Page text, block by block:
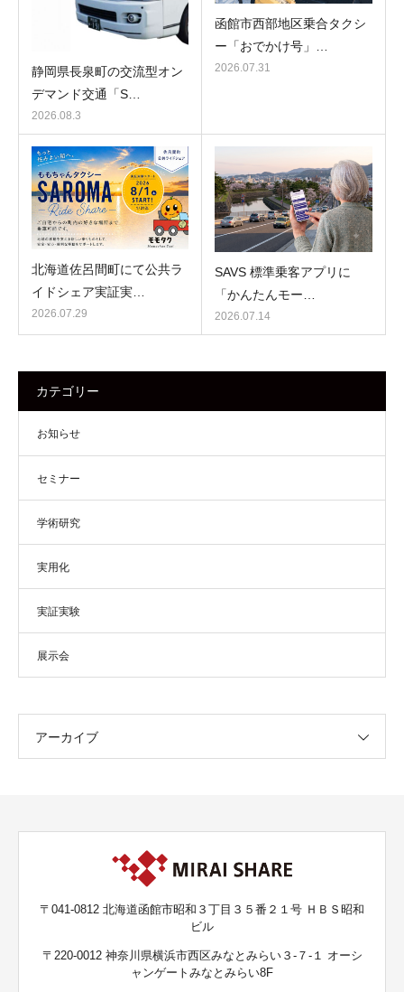
静岡県長泉町の交流型オン
デマンド交通「S…
2026.08.3
函館市西部地区乗合タクシ
ー「おでかけ号」…
2026.07.31
北海道佐呂間町にて公共ラ
イドシェア実証実…
2026.07.29
SAVS 標準乗客アプリに
「かんたんモー…
2026.07.14
カテゴリー
お知らせ
セミナー
学術研究
実用化
実証実験
展示会
アーカイブ
〒041-0812 北海道函館市昭和３丁目３５番２１号 ＨＢＳ昭和
ビル
〒220-0012 神奈川県横浜市西区みなとみらい３-７-１ オーシ
ャンゲートみなとみらい8F